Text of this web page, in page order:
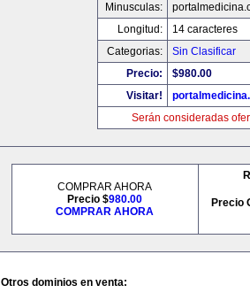
Minusculas:
Longitud:
14 caracteres
Categorias:
Sin Clasificar
Precio:
$980.00
Visitar!
Serán consideradas
COMPRAR AHORA
Precio $980.00
COMPRAR AHORA
Precio
Otros dominios en venta: